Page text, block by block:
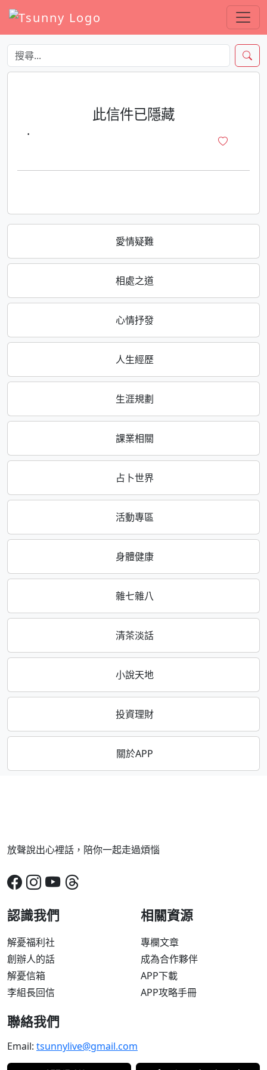
愛情疑難
相處之道
心情抒發
人生經歷
生涯規劃
課業相關
占卜世界
活動專區
身體健康
雜七雜八
清茶淡話
小說天地
投資理財
關於APP
此信件已隱藏
·
放聲說出心裡話，陪你一起走過煩惱
認識我們
解憂福利社
創辦人的話
解憂信箱
李組長回信
相關資源
專欄文章
成為合作夥伴
APP下載
APP攻略手冊
聯絡我們
Email: tsunnylive@gmail.com